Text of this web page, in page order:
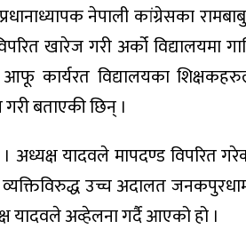
नेपाली कांग्रेसका
खारेज गरी अर्को विद्यालयमा
कार्यरत विद्यालयका
बताएकी छिन् ।
यादवले मापदण्ड विपरित
उच्च अदालत
यादवले अव्हेलना गर्दै आएको हो ।